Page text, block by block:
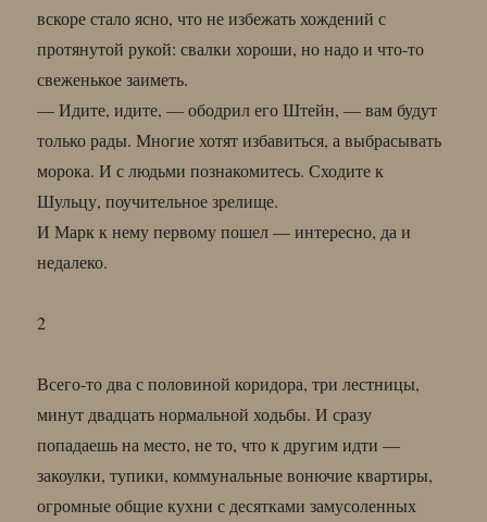
вскоре стало ясно, что не избежать хождений с
протянутой рукой: свалки хороши, но надо и что-то
свеженькое заиметь.
— Идите, идите, — ободрил его Штейн, — вам будут
только рады. Многие хотят избавиться, а выбрасывать
морока. И с людьми познакомитесь. Сходите к
Шульцу, поучительное зрелище.
И Марк к нему первому пошел — интересно, да и
недалеко.
2
Всего-то два с половиной коридора, три лестницы,
минут двадцать нормальной ходьбы. И сразу
попадаешь на место, не то, что к другим идти —
закоулки, тупики, коммунальные вонючие квартиры,
огромные общие кухни с десятками замусоленных